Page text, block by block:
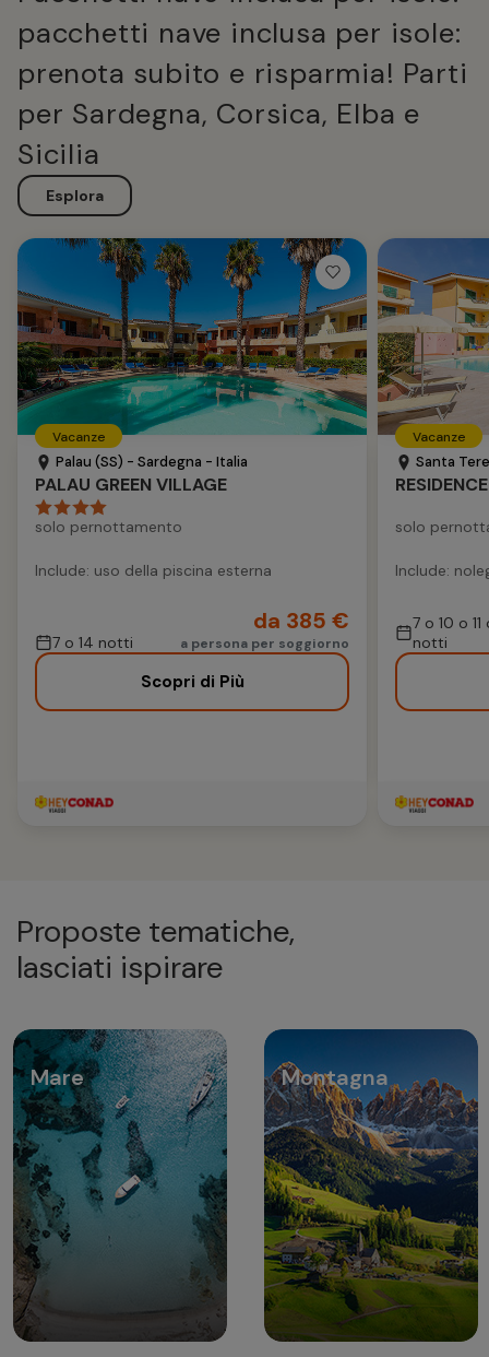
pacchetti nave inclusa per isole:
prenota subito e risparmia! Parti
per Sardegna, Corsica, Elba e
Sicilia
Esplora
Vacanze
Palau (SS) - Sardegna - Italia
PALAU GREEN VILLAGE
solo pernottamento
Include: uso della piscina esterna
7 o 14 notti
da 385 €
a persona per soggiorno
Scopri di Più
Vacanze
Santa
solo
Include:
7 o 10 o 11
notti
Proposte tematiche,
lasciati ispirare
Mare Montagna